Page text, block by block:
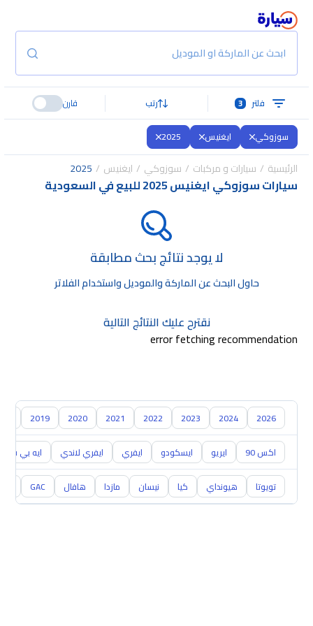
ابحث عن الماركة او الموديل
فلتر 3 رتب قارن
سوزوكي ايغنيس 2025
الرئيسية سيارات و مركبات سوزوكي ايغنيس 2025
سيارات سوزوكي ايغنيس 2025 للبيع في السعودية
لا يوجد نتائج بحث مطابقة
حاول البحث عن الماركة والموديل واستخدام الفلاتر
نقترح عليك النتائج التالية
error fetching recommendation
2026
2024
2023
2022
2021
2020
2019
اكس 90 ايريو ايسكودو ايفري ايفري لاندي ايه بي في
تويوتا هيونداي كيا نيسان مازدا هافال GAC